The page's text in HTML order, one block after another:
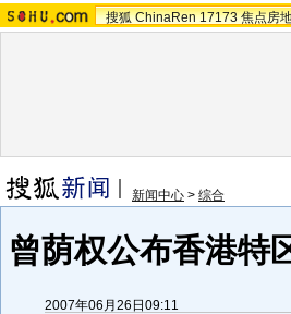
搜狐 ChinaRen 17173 焦点房
新闻中心 > 综合
曾荫权公布香港特
2007年06月26日09:11